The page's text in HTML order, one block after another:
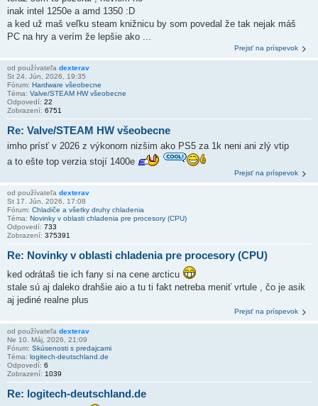
inak intel 1250e a amd 1350 :D
a ked už maš veľku steam knižnicu by som povedal že tak nejak máš
PC na hry a verím že lepšie ako ...
Prejsť na príspevok
od používateľa dexterav
St 24. Jún, 2026, 19:35
Fórum: Hardware všeobecne
Téma: Valve/STEAM HW všeobecne
Odpovedí: 22
Zobrazení: 6751
Re: Valve/STEAM HW všeobecne
imho prísť v 2026 z výkonom nizšim ako PS5 za 1k neni ani zlý vtip
a to ešte top verzia stojí 1400e
Prejsť na príspevok
od používateľa dexterav
St 17. Jún, 2026, 17:08
Fórum: Chladiče a všetky druhy chladenia
Téma: Novinky v oblasti chladenia pre procesory (CPU)
Odpovedí: 733
Zobrazení: 375391
Re: Novinky v oblasti chladenia pre procesory (CPU)
ked odrátaš tie ich fany si na cene arcticu
stale sú aj daleko drahšie aio a tu ti fakt netreba meniť vrtule , čo je asik
aj jediné realne plus
Prejsť na príspevok
od používateľa dexterav
Ne 10. Máj, 2026, 21:09
Fórum: Skúsenosti s predajcami
Téma: logitech-deutschland.de
Odpovedí: 6
Zobrazení: 1039
Re: logitech-deutschland.de